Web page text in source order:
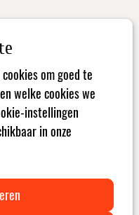
om goed te
welke cookies we
instellingen
in onze
ZoekenOpen